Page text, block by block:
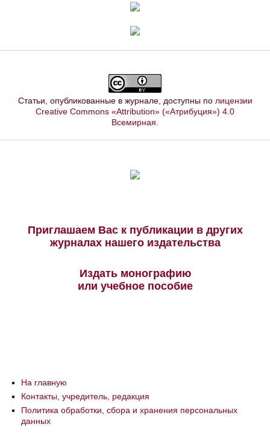
Статьи, опубликованные в журнале, доступны по лицензии
Creative Commons «Attribution» («Атрибуция») 4.0
Всемирная
Приглашаем Вас к публикации в других
журналах нашего издательства
Издать монографию
или учебное пособие
На главную
Контакты, учредитель, редакция
Политика обработки, сбора и хранения персональных
данных